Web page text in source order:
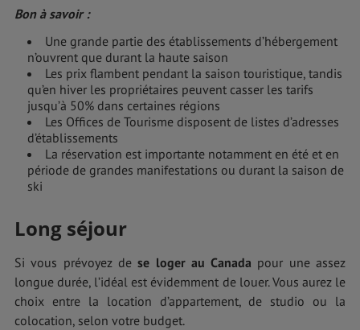
Bon à savoir :
Une grande partie des établissements d’hébergement
n’ouvrent que durant la haute saison
Les prix flambent pendant la saison touristique, tandis
qu’en hiver les propriétaires peuvent casser les tarifs
jusqu’à 50% dans certaines régions
Les Offices de Tourisme disposent de listes d’adresses
d’établissements
La réservation est importante notamment en été et en
période de grandes manifestations ou durant la saison de
ski
Long séjour
Si vous prévoyez dese loger au Canada pour une assez
longue durée, l’idéal est évidemment de louer. Vous aurez le
choix entre la location d’appartement, de studio ou la
colocation, selon votre budget.